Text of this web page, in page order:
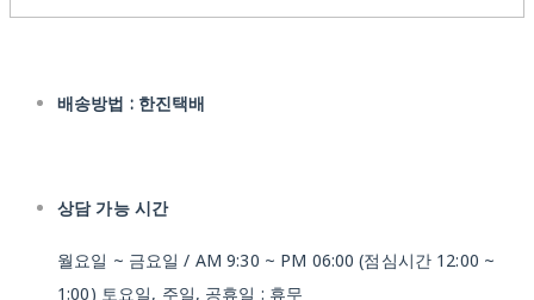
배송방법 : 한진택배
상담 가능 시간
월요일 ~ 금요일 / AM 9:30 ~ PM 06:00 (점심시간 12:00 ~
1:00) 토요일, 주일, 공휴일 : 휴무